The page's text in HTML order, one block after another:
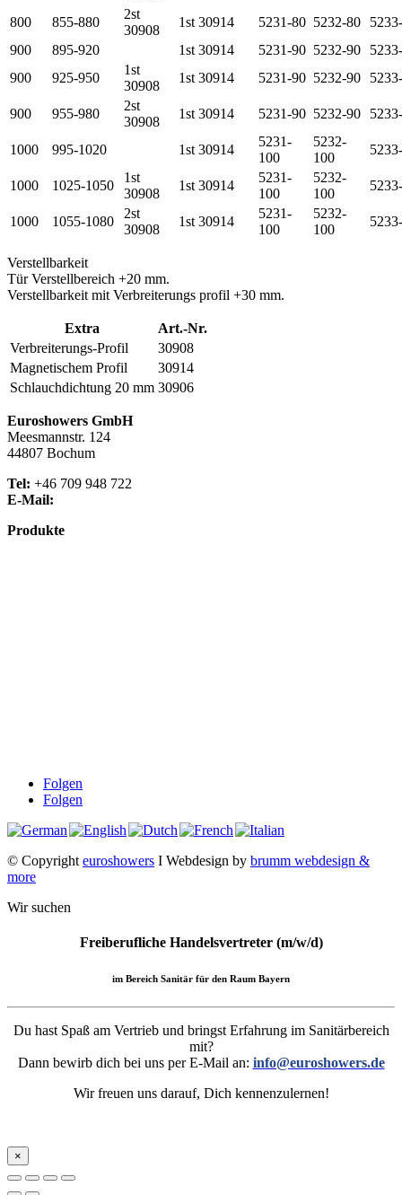
800 855-880
2st
30908
1st 30914 5231-80 5232-80
900
895-920 1st 30914 5231-90 5232-90
900
925-950
1st
30908
1st 30914 5231-90 5232-90
900 955-980
2st
30908
1st 30914 5231-90 5232-90
1000 995-1020 1st 30914
5231-
100
5232-
100
1000 1025-1050
1st
30908
1st 30914
5231-
100
5232-
100
1000 1055-1080
2st
30908
1st 30914
5231-
100
5232-
100
Verstellbarkeit
Tür Verstellbereich +20 mm.
Verstellbarkeit mit Verbreiterungs profil +30 mm.
Extra
Art.-Nr.
Verbreiterungs-Profil
30908
Magnetischem Profil
30914
Schlauchdichtung 20 mm 30906
Euroshowers GmbH
Meesmannstr. 124
44807 Bochum
Tel: +46 709 948 722
E-Mail:
Produkte
Folgen
Folgen
© Copyright euroshowers I Webdesign by brumm webdesign &
more
Wir suchen
Freiberufliche Handelsvertreter (m/w/d)
im Bereich Sanitär für den Raum Bayern
Du hast Spaß am Vertrieb und bringst Erfahrung im Sanitärbereich
mit?
Dann bewirb dich bei uns per E-Mail an: info@euroshowers.de
Wir freuen uns darauf, Dich kennenzulernen!
×